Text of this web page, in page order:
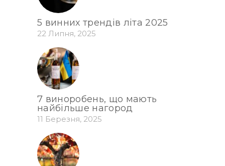
5 винних трендів літа 2025
22 Липня, 2025
7 виноробень, що мають
найбільше нагород
11 Березня, 2025